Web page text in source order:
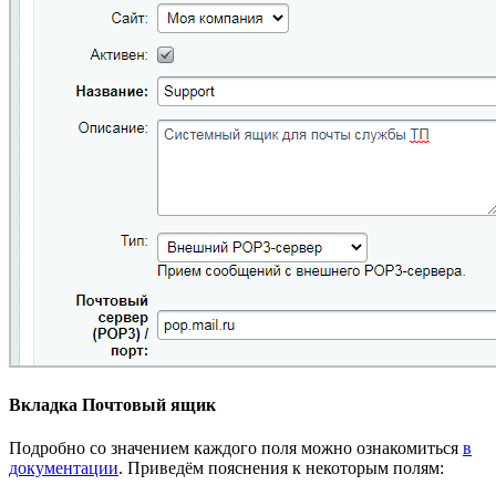
Вкладка Почтовый ящик
Подробно со значением каждого поля можно ознакомиться в
документации. Приведём пояснения к некоторым полям: